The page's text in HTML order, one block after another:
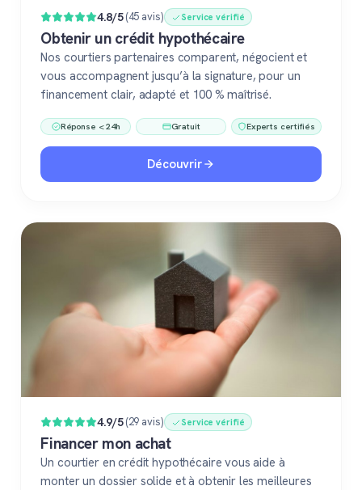
4.8/5(45 avis) Service vérifié
Obtenir un crédit hypothécaire
Nos courtiers partenaires comparent, négocient et
vous accompagnent jusqu’à la signature, pour un
financement clair, adapté et 100 % maîtrisé.
Réponse < 24h Gratuit Experts certifiés
Découvrir
4.9/5(29 avis) Service vérifié
Financer mon achat
Un courtier en crédit hypothécaire vous aide à
monter un dossier solide et à obtenir les meilleures